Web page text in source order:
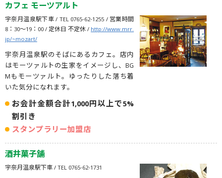
カフェ モーツアルト
宇奈月温泉駅下車 / TEL 0765-62-1255 / 営業時間
8：30〜19：00 / 定休日 不定休 /http://www.mrr.
jp/~mozart/
宇奈月温泉駅のそばにあるカフェ。店内
はモーツァルトの生家をイメージし、BG
Mもモーツァルト。ゆったりした落ち着
いた気分になれます。
お会計金額合計1,000円以上で5%
割引き
スタンプラリー加盟店
酒井菓子舗
宇奈月温泉駅下車 / TEL 0765-62-1731